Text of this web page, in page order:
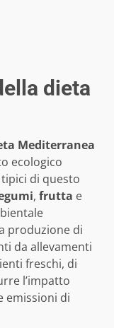
dieta
Mediterranea
ecologico
di questo
, frutta e
produzione di
da allevamenti
freschi, di
l’impatto
emissioni di